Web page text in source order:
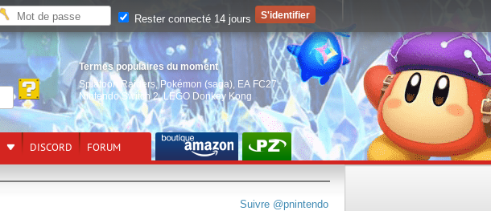
Termes populaires du moment
Splatoon Raiders, Pokémon (saga) EA FC27,
Nintendo Switch 2,LEGO Donkey Kong
DISCORD FORUM
Suivre @pnintendo
Rester connecté 14 jours